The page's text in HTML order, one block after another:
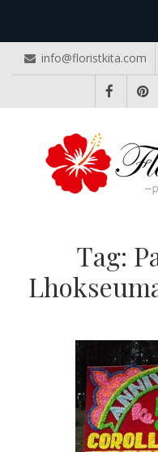
info@floristkita.com
Tag: